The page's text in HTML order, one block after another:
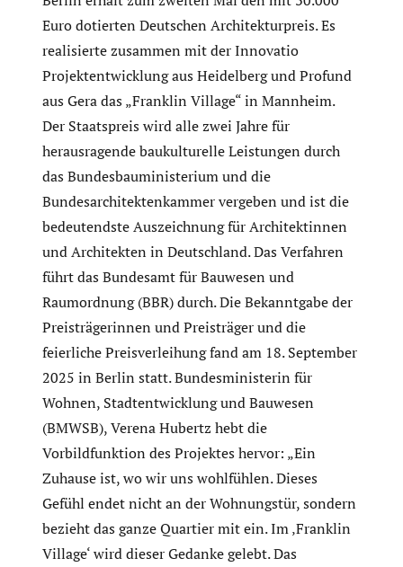
Euro dotierten Deutschen Architekturpreis. Es
realisierte zusammen mit der Innovatio
Projektentwicklung aus Heidelberg und Profund
aus Gera das „Franklin Village“ in Mannheim.
Der Staatspreis wird alle zwei Jahre für
herausragende baukulturelle Leistungen durch
das Bundesbauministerium und die
Bundesarchitektenkammer vergeben und ist die
bedeutendste Auszeichnung für Architektinnen
und Architekten in Deutschland. Das Verfahren
führt das Bundesamt für Bauwesen und
Raumordnung (BBR) durch. Die Bekanntgabe der
Preisträgerinnen und Preisträger und die
feierliche Preisverleihung fand am 18. September
2025 in Berlin statt. Bundesministerin für
Wohnen, Stadtentwicklung und Bauwesen
(BMWSB), Verena Hubertz hebt die
Vorbildfunktion des Projektes hervor: „Ein
Zuhause ist, wo wir uns wohlfühlen. Dieses
Gefühl endet nicht an der Wohnungstür, sondern
bezieht das ganze Quartier mit ein. Im ‚Franklin
Village‘ wird dieser Gedanke gelebt. Das